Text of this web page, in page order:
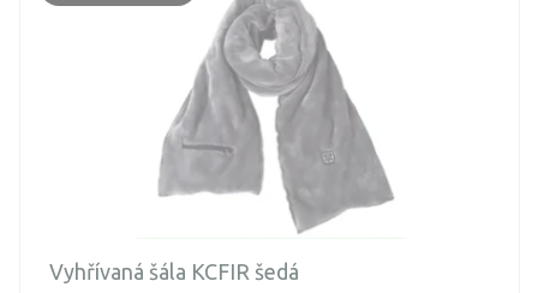
Vyhřívaná šála KCFIR šedá